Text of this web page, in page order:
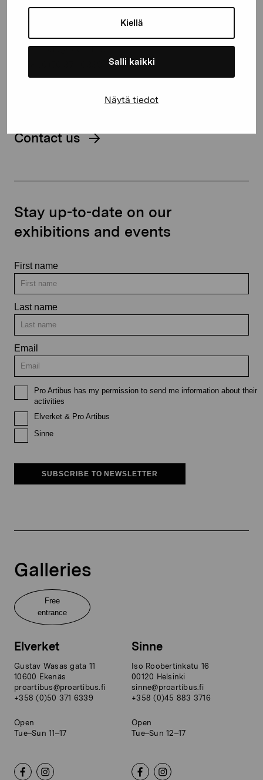
Kiellä
Salli kaikki
Näytä tiedot
proartibus@proartibus.fi
Contact us
Stay up-to-date on our
exhibitions and events
First name
Last name
Email
Pro Artibus has my permission to send me information about their
activities
Elverket & Pro Artibus
Sinne
SUBSCRIBE TO NEWSLETTER
Galleries
Free
entrance
Elverket
Gustav Wasas gata 11
10600 Ekenäs
proartibus@proartibus.fi
+358 (0)50 371 6339
Open
Tue–Sun 11–17
Sinne
Iso Roobertinkatu 16
00120 Helsinki
sinne@proartibus.fi
+358 (0)45 883 3716
Open
Tue–Sun 12–17